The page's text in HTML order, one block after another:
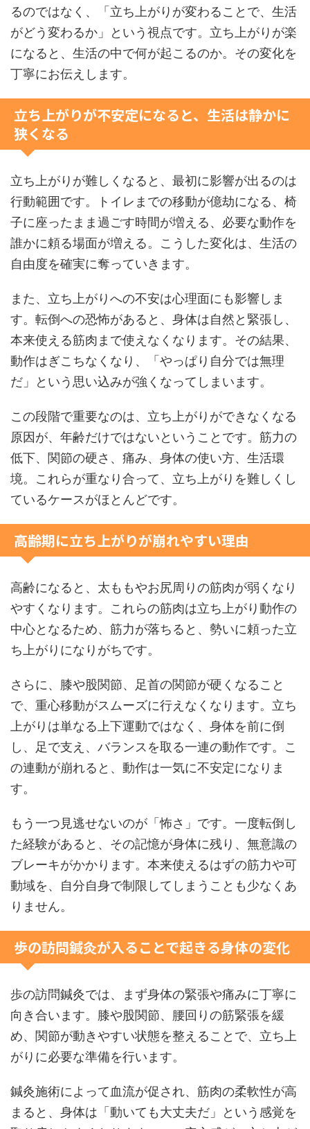
るのではなく、「立ち上がりが変わることで、生活
がどう変わるか」という視点です。立ち上がりが楽
になると、生活の中で何が起こるのか。その変化を
丁寧にお伝えします。
立ち上がりが不安定になると、生活は静かに
狭くなる
立ち上がりが難しくなると、最初に影響が出るのは
行動範囲です。トイレまでの移動が億劫になる、椅
子に座ったまま過ごす時間が増える、必要な動作を
誰かに頼る場面が増える。こうした変化は、生活の
自由度を確実に奪っていきます。
また、立ち上がりへの不安は心理面にも影響しま
す。転倒への恐怖があると、身体は自然と緊張し、
本来使える筋肉まで使えなくなります。その結果、
動作はぎこちなくなり、「やっぱり自分では無理
だ」という思い込みが強くなってしまいます。
この段階で重要なのは、立ち上がりができなくなる
原因が、年齢だけではないということです。筋力の
低下、関節の硬さ、痛み、身体の使い方、生活環
境。これらが重なり合って、立ち上がりを難しくし
ているケースがほとんどです。
高齢期に立ち上がりが崩れやすい理由
高齢になると、太ももやお尻周りの筋肉が弱くなり
やすくなります。これらの筋肉は立ち上がり動作の
中心となるため、筋力が落ちると、勢いに頼った立
ち上がりになりがちです。
さらに、膝や股関節、足首の関節が硬くなること
で、重心移動がスムーズに行えなくなります。立ち
上がりは単なる上下運動ではなく、身体を前に倒
し、足で支え、バランスを取る一連の動作です。こ
の連動が崩れると、動作は一気に不安定になりま
す。
もう一つ見逃せないのが「怖さ」です。一度転倒し
た経験があると、その記憶が身体に残り、無意識の
ブレーキがかかります。本来使えるはずの筋力や可
動域を、自分自身で制限してしまうことも少なくあ
りません。
歩の訪問鍼灸が入ることで起きる身体の変化
歩の訪問鍼灸では、まず身体の緊張や痛みに丁寧に
向き合います。膝や股関節、腰回りの筋緊張を緩
め、関節が動きやすい状態を整えることで、立ち上
がりに必要な準備を行います。
鍼灸施術によって血流が促され、筋肉の柔軟性が高
まると、身体は「動いても大丈夫だ」という感覚を